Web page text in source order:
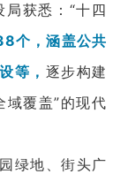
获悉：“十四
个，涵盖公共
等， 逐步构建
域覆盖”的现代
绿地、街头广